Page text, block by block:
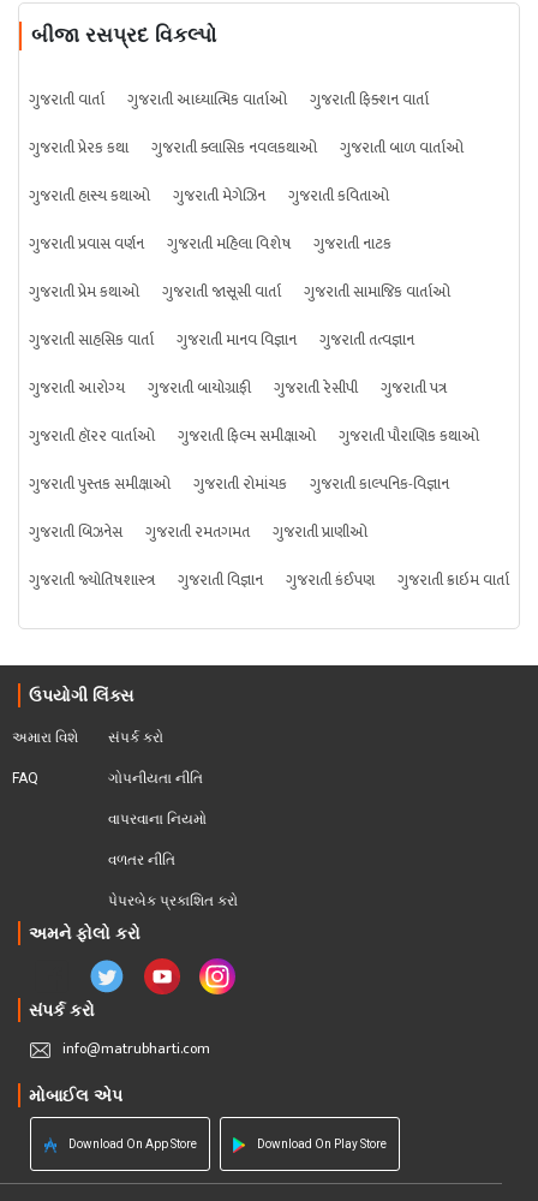
બીજા રસપ્રદ વિકલ્પો
ગુજરાતી વાર્તા ગુજરાતી આધ્યાત્મિક વાર્તાઓ
ગુજરાતી ફિક્શન વાર્તા
ગુજરાતી પ્રેરક કથા
ગુજરાતી ક્લાસિક નવલકથાઓ
ગુજરાતી બાળ વાર્તાઓ
ગુજરાતી હાસ્ય કથાઓ
ગુજરાતી મેગેઝિન
ગુજરાતી કવિતાઓ
ગુજરાતી પ્રવાસ વર્ણન
ગુજરાતી મહિલા વિશેષ
ગુજરાતી નાટક
ગુજરાતી પ્રેમ કથાઓ
ગુજરાતી જાસૂસી વાર્તા
ગુજરાતી સામાજિક વાર્તાઓ
ગુજરાતી સાહસિક વાર્તા
ગુજરાતી માનવ વિજ્ઞાન
ગુજરાતી તત્વજ્ઞાન
ગુજરાતી આરોગ્ય
ગુજરાતી બાયોગ્રાફી ગુજરાતી રેસીપી
ગુજરાતી પત્ર
ગુજરાતી હૉરર વાર્તાઓ
ગુજરાતી ફિલ્મ સમીક્ષાઓ
ગુજરાતી પૌરાણિક કથાઓ
ગુજરાતી પુસ્તક સમીક્ષાઓ
ગુજરાતી રોમાંચક
ગુજરાતી કાલ્પનિક-વિજ્ઞાન
ગુજરાતી બિઝનેસ
ગુજરાતી રમતગમત
ગુજરાતી પ્રાણીઓ
ગુજરાતી જ્યોતિષશાસ્ત્ર
ગુજરાતી વિજ્ઞાન ગુજરાતી કંઈપણ ગુજરાતી ક્રાઇમ વાર્તા
ઉપયોગી લિંક્સ
અમારા વિશે
FAQ
સંપર્ક કરો
ગોપનીયતા નીતિ
વાપરવાના નિયમો
વળતર નીતિ
પેપરબેક પ્રકાશિત કરો
અમને ફોલો કરો
સંપર્ક કરો
info@matrubharti.com
મોબાઈલ એપ
Download On App Store Download On Play Store